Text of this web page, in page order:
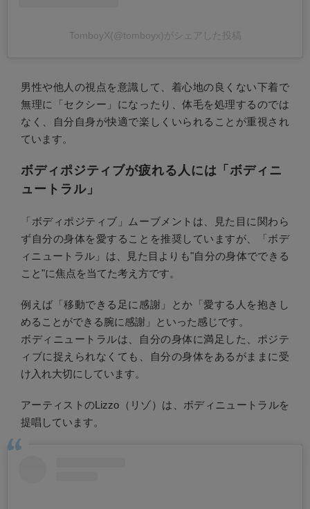
TomboyX(@tomboyx)がシェアした投稿
男性や他人の視点を意識して、着心地の良くない下着で
無理に「セクシー」になったり、体毛を処理するのでは
なく、自分自身が快適で楽しくいられることが重視され
ています。
ボディポジティブが疲れる人には「ボディニ
ュートラル」
「ボディポジティブ」ムーブメントは、見た目に関わら
ず自分の身体を愛することを推奨していますが、「ボデ
ィニュートラル」は、見た目よりも"自分の身体でできる
こと"に焦点を当てた考え方です。
例えば「移動できる足に感謝」とか「愛する人を抱きし
めることができる腕に感謝」といった感じです。
ボディニュートラルは、自分の身体に満足した、ポジテ
ィブに捉えられなくても、自分の身体をあるがままに受
け入れ大切にしています。
アーティストのLizzo（リゾ）は、ボディニュートラルを
提唱しています。